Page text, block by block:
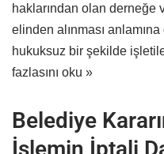
haklarından olan derneğe
elinden alınması
hukuksuz bir şekilde
fazlasını oku »
Belediye